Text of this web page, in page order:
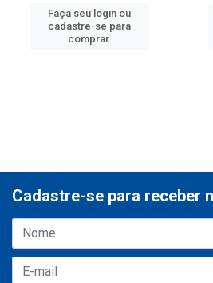
Faça seu login ou
cadastre-se para
comprar.
Cadastre-se para receber